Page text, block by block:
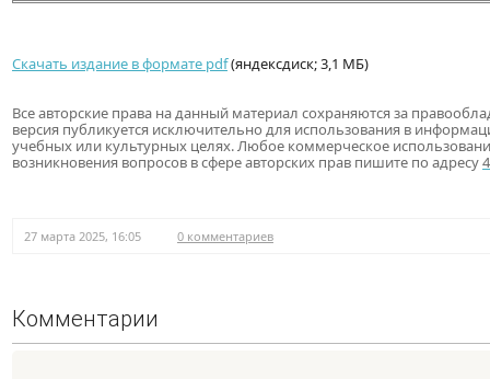
Скачать издание в формате pdf(яндексдиск; 3,1 МБ)
Все авторские права на данный материал сохраняются за
версия публикуется исключительно для использования в
учебных или культурных целях. Любое коммерческое
возникновения вопросов в сфере авторских прав пишите по адресу
27 марта 2025, 16:05 0 комментариев
Комментарии